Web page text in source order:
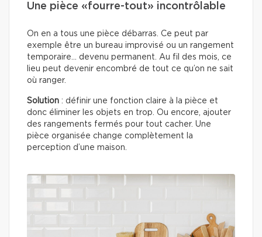
Une pièce «fourre-tout» incontrôlable
On en a tous une pièce débarras. Ce peut par
exemple être un bureau improvisé ou un rangement
temporaire… devenu permanent. Au fil des mois, ce
lieu peut devenir encombré de tout ce qu’on ne sait
où ranger.
Solution : définir une fonction claire à la pièce et
donc éliminer les objets en trop. Ou encore, ajouter
des rangements fermés pour tout cacher. Une
pièce organisée change complètement la
perception d’une maison.